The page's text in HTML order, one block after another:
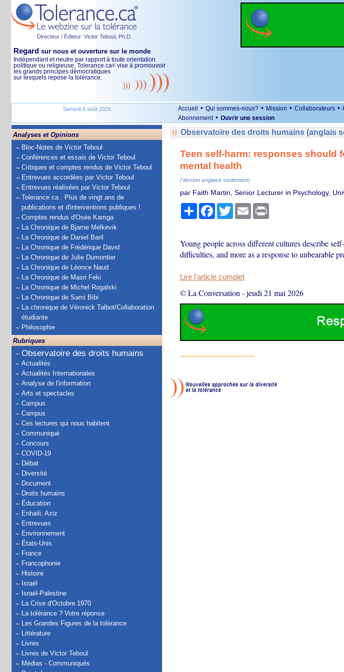
Directeur / Éditeur: Victor Teboul, Ph.D.
Regard sur nous et ouverture sur le monde
Indépendant et neutre par rapport à toute orientation
politique ou religieuse, Tolerance.ca® vise à promouvoir
les grands principes démocratiques
sur lesquels repose la tolérance.
Samedi 8 août 2026 Accueil • Qui sommes-nous? • Mission • Collaborateurs •
Abonnement • Ouvrir une session
Analyses et Opinions
Bloc-Notes de Victor Teboul
Conférences et essais de Victor Teboul
Critiques et comptes rendus de Victor Teboul
Entrevues accordées par Victor Teboul
Entrevues réalisées par Victor Teboul
Tolerance.ca : Plus de vingt ans de
publications et d'interventions publiques !
Comptes rendus d'Osée Kamga
La Chronique de Bjarne Melkevik
La Chronique de Daniel Baril
La Chronique de Frédérique David
La Chronique de Julie Dumontier
La Chronique de Léonce Naud
La Chronique de Masri Feki
La Chronique de Michel Rogalski
La Chronique de Sami Bibi
La chronique de Véronick Talbot/Collaboration
étudiante
Philosophie
Rubriques
Observatoire des droits humains
Actualités
Actualités Internationales
Analyse de l'information
Arts et spectacles
Campus
Campus
Ces lectures qui nous habitent
Communiqué
Concours
COVID-19
Débat
Diversité
Document
Droits humains
Éducation
Enhaili, Aziz
Entrevues
Environnement
États-Unis
France
Francophonie
Histoire
Israël
Israël-Palestine
La Crise d'Octobre 1970
La tolérance ? Votre réponse
Les Grandes Figures de la tolérance
Littérature
Livres
Livres de Victor Teboul
Médias - Communiqués
Observatoire des droits humains (anglais
Teen self-harm: responses should
mental health
(Version anglaise seulement)
par Faith Martin, Senior Lecturer in Psychology,
PartagerFacebook
TwitterEmail Print
Young people across different cultures describe
difficulties, and more as a response to unbearable
Lire l'article complet
© La Conversation -jeudi 21 mai 2026